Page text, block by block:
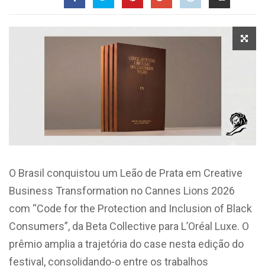
O Brasil conquistou um Leão de Prata em Creative
Business Transformation no Cannes Lions 2026
com “Code for the Protection and Inclusion of Black
Consumers”, da Beta Collective para L’Oréal Luxe. O
prêmio amplia a trajetória do case nesta edição do
festival, consolidando-o entre os trabalhos